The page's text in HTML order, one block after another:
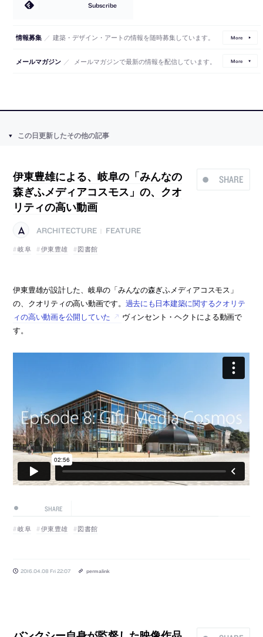
Subscribe
情報募集 ／ 建築・デザイン・アートの情報を随時募集しています。 More
メールマガジン ／ メールマガジンで最新の情報を配信しています。 More
この日更新したその他の記事
SHARE
伊東豊雄による、岐阜の「みんなの
森ぎふメディアコスモス」の、クオ
リティの高い動画
ARCHITECTURE
FEATURE
岐阜
伊東豊雄 図書館
伊東豊雄が設計した、岐阜の「みんなの森ぎふメディアコスモス」
の、クオリティの高い動画です。 過去にも日本建築に関するクオリテ
ィの高い動画を公開していた
ヴィンセント・ヘクトによる動画で
す。
SHARE
岐阜 伊東豊雄 図書館
2016.04.08 Fri 22:07 permalink